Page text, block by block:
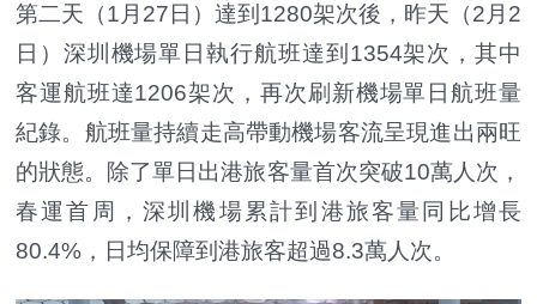
第二天（1月27日）達到1280架次後，昨天（2月2
日）深圳機場單日執行航班達到1354架次，其中
客運航班達1206架次，再次刷新機場單日航班量
紀錄。航班量持續走高帶動機場客流呈現進出兩旺
的狀態。除了單日出港旅客量首次突破10萬人次，
春運首周，深圳機場累計到港旅客量同比增長
80.4%，日均保障到港旅客超過8.3萬人次。